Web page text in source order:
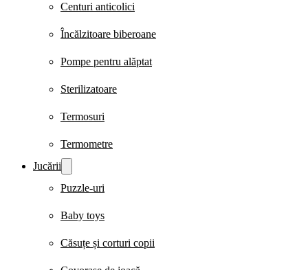
Centuri anticolici
Încălzitoare biberoane
Pompe pentru alăptat
Sterilizatoare
Termosuri
Termometre
Jucării
Puzzle-uri
Baby toys
Căsuțe și corturi copii